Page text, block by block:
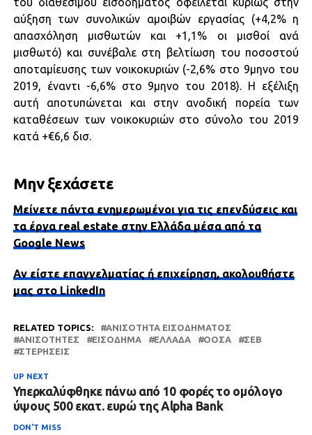
αύξηση των συνολικών αμοιβών εργασίας (+4,2% η
απασχόληση μισθωτών και +1,1% οι μισθοί ανά
μισθωτό) και συνέβαλε στη βελτίωση του ποσοστού
αποταμίευσης των νοικοκυριών (-2,6% στο 9μηνο του
2019, έναντι -6,6% στο 9μηνο του 2018). Η εξέλιξη
αυτή αποτυπώνεται και στην ανοδική πορεία των
καταθέσεων των νοικοκυριών στο σύνολο του 2019
κατά +€6,6 δισ.
Μην ξεχάσετε
Μείνετε πάντα ενημερωμένοι για τις επενδύσεις και
τα έργα real estate στην Ελλάδα μέσα από τα
Google News
Αν είστε επαγγελματίας ή επιχείρηση, ακολουθήστε
μας στο LinkedIn
RELATED TOPICS:
ΑΝΙΣΌΤΗΤΑ ΕΙΣΟΔΉΜΑΤΟΣ
ΑΝΙΣΌΤΗΤΕΣ
ΕΙΣΌΔΗΜΑ ΕΛΛΆΔΑ ΟΟΣΑ
ΣΕΒ
ΣΤΕΡΉΣΕΙΣ
UP NEXT
Υπερκαλύφθηκε πάνω από 10 φορές το ομόλογο
ύψους 500 εκατ. ευρώ της Alpha Bank
DON'T MISS